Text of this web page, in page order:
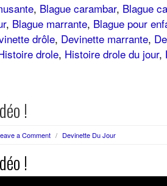
, Blague carambar, Blague
, Blague marrante, Blague pour
drôle, Devinette marrante,
drole, Histoire drole du jour,
!
a Comment / Devinette Du Jour
!